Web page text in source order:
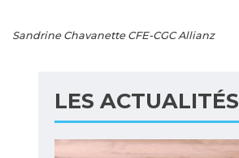
Sandrine Chavanette CFE-CGC Allianz
LES ACTUALITÉS